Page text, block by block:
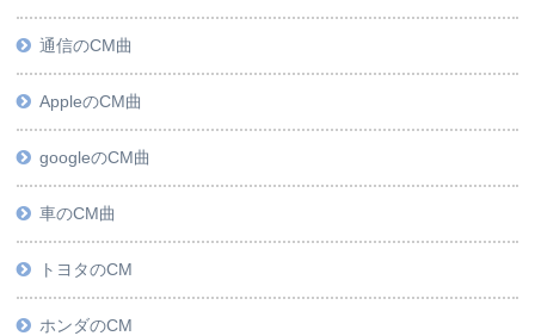
通信のCM曲
AppleのCM曲
googleのCM曲
車のCM曲
トヨタのCM
ホンダのCM